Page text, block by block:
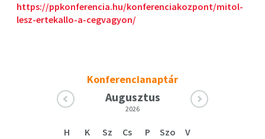
https://ppkonferencia.hu/konferenciakozpont/mitol-
lesz-ertekallo-a-cegvagyon/
Konferencianaptár
Augusztus
2026
H K Sz Cs P Szo
V